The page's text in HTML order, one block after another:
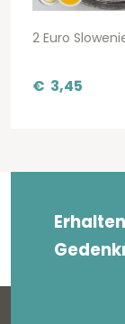
2 Euro
€ 3,45
Erhalten